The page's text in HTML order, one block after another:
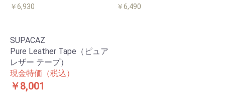
￥6,930
￥6,490
SUPACAZ
Pure Leather Tape（ピュア
レザー テープ）
現金特価（税込）
￥8,001